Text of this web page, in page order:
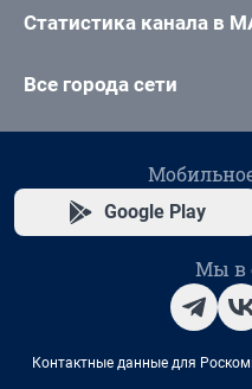
Статистика канала в
Все города сети
Google Play
Мы в
Контактные данные для